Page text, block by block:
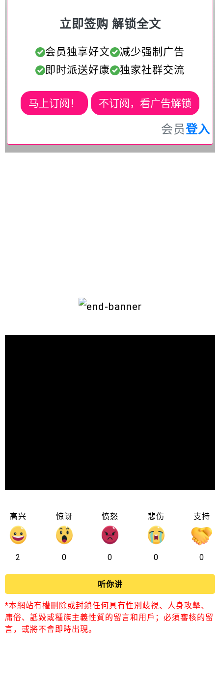
立即签购 解锁全文
会员独享好文
减少强制广告
即时派送好康
独家社群交流
马上订阅！ 不订阅，看广告解锁
会员登入
高兴
2
惊讶
0
愤怒
0
悲伤
0
支持
0
听你讲
*本網站有權刪除或封鎖任何具有性別歧視、人身攻擊、
庸俗、詆毀或種族主義性質的留言和用戶；必須審核的留
言，或將不會即時出現。